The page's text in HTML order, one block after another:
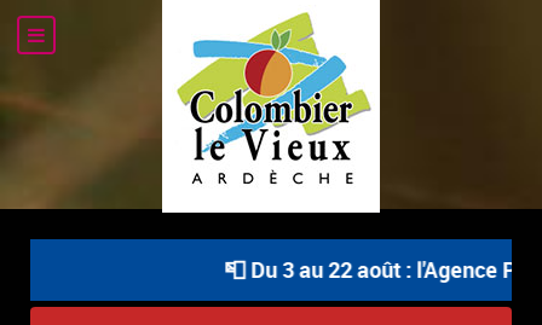
📮 Du 3 au 22 août : l'Agence